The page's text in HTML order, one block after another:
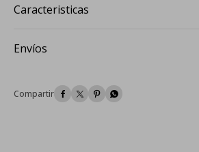
Caracteristicas
Envíos
   